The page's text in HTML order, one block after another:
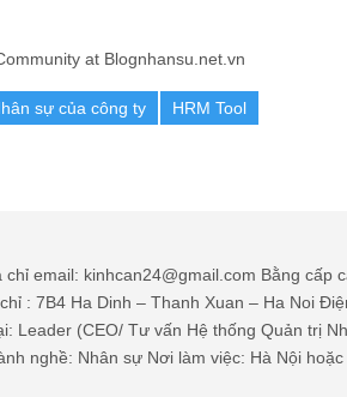
at Blognhansu.net.vn
sự của công ty
HRM Tool
email: kinhcan24@gmail.com Bằng cấp
: 7B4 Ha Dinh – Thanh Xuan – Ha Noi
Leader (CEO/ Tư vấn Hệ thống Quản trị
nghề: Nhân sự Nơi làm việc: Hà Nội hoặc